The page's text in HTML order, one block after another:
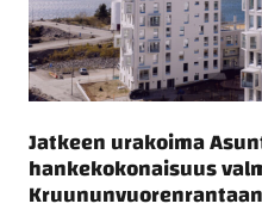
Jatkeen urakoima
hankekokonaisuus
Kruununvuorenrantaan